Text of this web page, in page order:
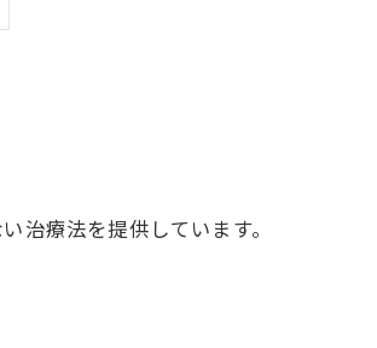
治療法を提供しています。